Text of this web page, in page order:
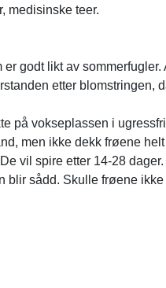
medisinske teer.
godt likt av
etter blomstringen,
på vokseplassen i
men ikke dekk frøene
vil spire etter 14-28
blir sådd. Skulle frøene